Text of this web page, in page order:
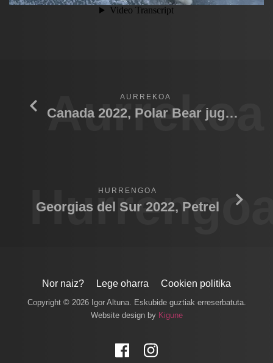
Aurrekoa
AURREKOA
Canada 2022, Polar Bear jugando crias
HURRENGOA
Georgias del Sur 2022, Petrel
Nor naiz? Lege oharra Cookien politika
Copyright © 2026 Igor Altuna. Eskubide guztiak erreserbatuta.
Website design by Kigune
Facebook
Instagram